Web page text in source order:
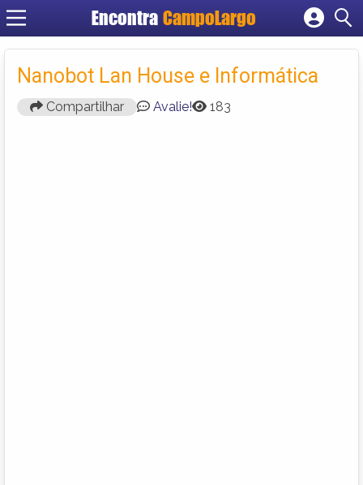
Encontra CampoLargo
Cadastrar empresa
Criar conta
Nanobot Lan House e Informática
Compartilhar Avalie! 183